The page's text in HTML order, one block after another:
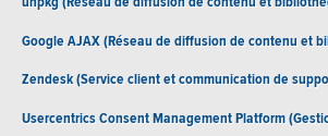
Google AJAX (Réseau de diffusion de contenu et
Zendesk (Service client et communication de
Usercentrics Consent Management Platform